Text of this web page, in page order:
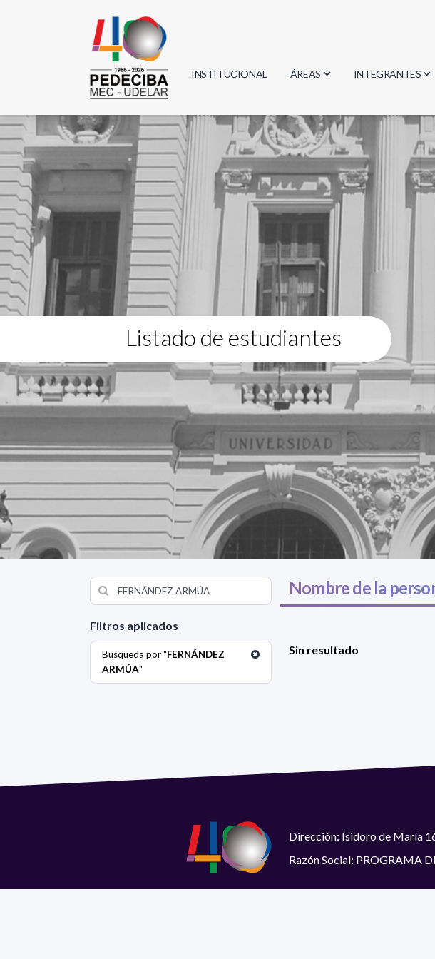
INSTITUCIONAL ÁREAS
Biología
Física
Geociencias
Informática
Matemática
Química
INTEGRANTES
Investigadores
Estudiantes
Egresados
Listado de estudiantes
Filtros aplicados
Búsqueda por "FERNÁNDEZ
ARMÚA"
Nombre de la
Sin resultado
Dirección: Isidoro de María
Razón Social: PROGRAMA